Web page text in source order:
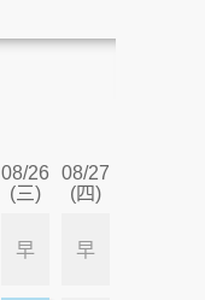
08/26
(三)
08/27
(四)
早 早